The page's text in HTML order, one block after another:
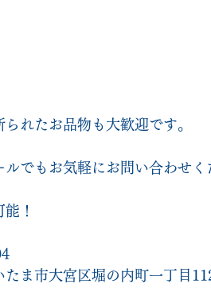
れたお品物も大歓迎です。
ルでもお気軽にお問い合わせく
！
たま市大宮区堀の内町一丁目